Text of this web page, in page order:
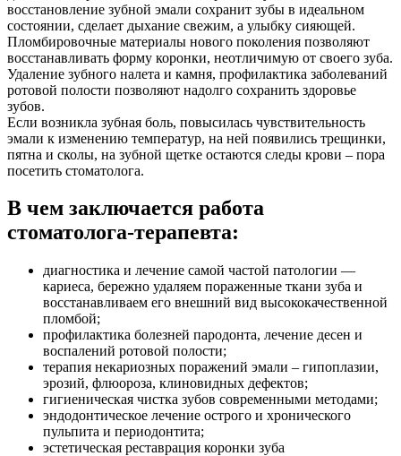
восстановление зубной эмали сохранит зубы в идеальном
состоянии, сделает дыхание свежим, а улыбку сияющей.
Пломбировочные материалы нового поколения позволяют
восстанавливать форму коронки, неотличимую от своего зуба.
Удаление зубного налета и камня, профилактика заболеваний
ротовой полости позволяют надолго сохранить здоровье
зубов.
Если возникла зубная боль, повысилась чувствительность
эмали к изменению температур, на ней появились трещинки,
пятна и сколы, на зубной щетке остаются следы крови – пора
посетить стоматолога.
В чем заключается работа
стоматолога-терапевта:
диагностика и лечение самой частой патологии ―
кариеса, бережно удаляем пораженные ткани зуба и
восстанавливаем его внешний вид высококачественной
пломбой;
профилактика болезней пародонта, лечение десен и
воспалений ротовой полости;
терапия некариозных поражений эмали – гипоплазии,
эрозий, флюороза, клиновидных дефектов;
гигиеническая чистка зубов современными методами;
эндодонтическое лечение острого и хронического
пульпита и периодонтита;
эстетическая реставрация коронки зуба